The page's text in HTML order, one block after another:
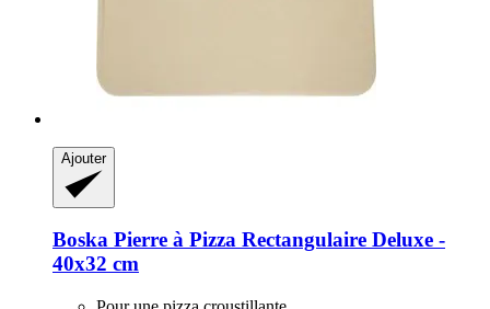
Ajouter
Boska Pierre à Pizza Rectangulaire Deluxe -​
40x32 cm